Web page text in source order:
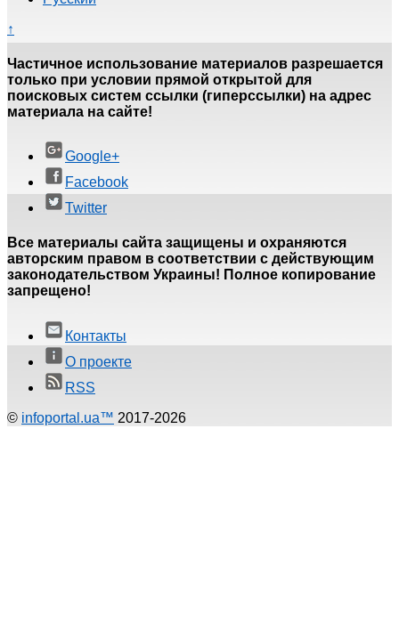
↑
Частичное использование материалов разрешается
только при условии прямой открытой для
поисковых систем ссылки (гиперссылки) на адрес
материала на сайте!
Google+
Facebook
Twitter
Все материалы сайта защищены и охраняются
авторским правом в соответствии с действующим
законодательством Украины! Полное копирование
запрещено!
Контакты
О проекте
RSS
© infoportal.ua™ 2017-2026